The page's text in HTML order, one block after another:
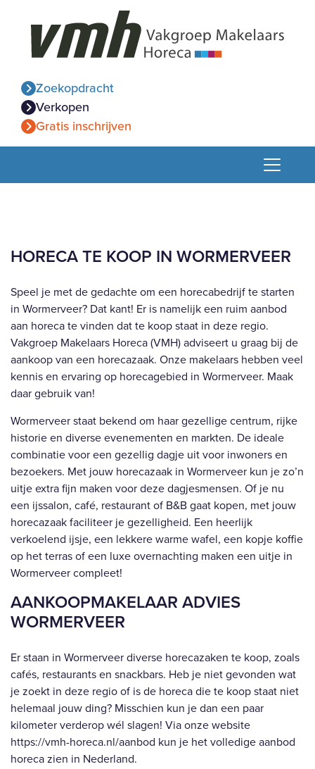
Zoekopdracht
Verkopen
Gratis inschrijven
HORECA TE KOOP IN WORMERVEER
Speel je met de gedachte om een horecabedrijf te starten
in Wormerveer? Dat kant! Er is namelijk een ruim aanbod
aan horeca te vinden dat te koop staat in deze regio.
Vakgroep Makelaars Horeca (VMH) adviseert u graag bij de
aankoop van een horecazaak. Onze makelaars hebben veel
kennis en ervaring op horecagebied in Wormerveer. Maak
daar gebruik van!
Wormerveer staat bekend om haar gezellige centrum, rijke
historie en diverse evenementen en markten. De ideale
combinatie voor een gezellig dagje uit voor inwoners en
bezoekers. Met jouw horecazaak in Wormerveer kun je zo’n
uitje extra fijn maken voor deze dagjesmensen. Of je nu
een ijssalon, café, restaurant of B&B gaat kopen, met jouw
horecazaak faciliteer je gezelligheid. Een heerlijk
verkoelend ijsje, een lekkere warme wafel, een kopje koffie
op het terras of een luxe overnachting maken een uitje in
Wormerveer compleet!
AANKOOPMAKELAAR ADVIES
WORMERVEER
Er staan in Wormerveer diverse horecazaken te koop, zoals
cafés, restaurants en snackbars. Heb je niet gevonden wat
je zoekt in deze regio of is de horeca die te koop staat niet
helemaal jouw ding? Misschien kun je dan een paar
kilometer verderop wél slagen! Via onze website
https://vmh-horeca.nl/aanbod kun je het volledige aanbod
horeca zien in Nederland.